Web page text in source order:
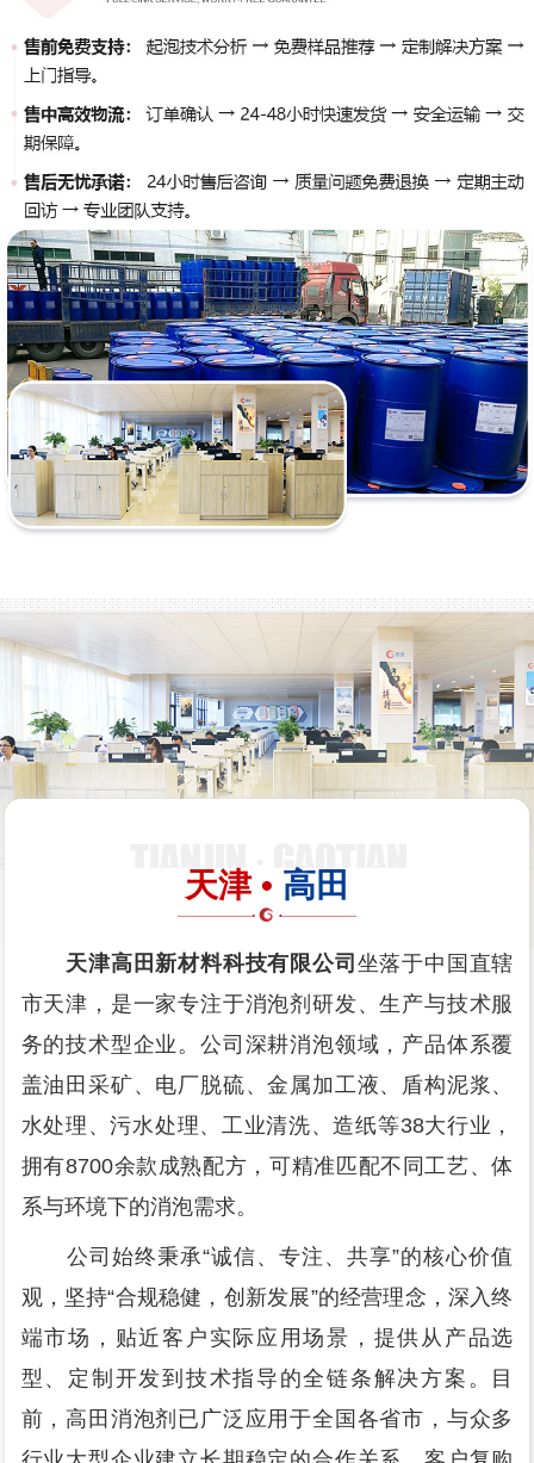
天津 • 高田
天津高田新材料科技有限公司 坐落于中国直辖
市天津，是一家专注于消泡剂研发、生产与技术服
务的技术型企业。公司深耕消泡领域，产品体系覆
盖油田采矿、电厂脱硫、金属加工液、盾构泥浆、
水处理、污水处理、工业清洗、造纸等38大行业，
拥有8700余款成熟配方，可精准匹配不同工艺、体
系与环境下的消泡需求。
公司始终秉承“诚信、专注、共享”的核心价值
观，坚持“合规稳健，创新发展”的经营理念，深入终
端市场，贴近客户实际应用场景，提供从产品选
型、定制开发到技术指导的全链条解决方案。目
前，高田消泡剂已广泛应用于全国各省市，与众多